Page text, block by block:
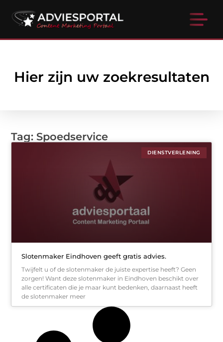
Hier zijn uw zoekresultaten
Tag: Spoedservice
DIENSTVERLENING
Slotenmaker Eindhoven geeft gratis advies.
Twijfelt u of de slotenmaker de juiste expertise heeft? Geen
zorgen! Want deze slotenmaker in Eindhoven beschikt over
alle certificaten die je maar kunt bedenken, daarnaast heeft
de slotenmaker meer